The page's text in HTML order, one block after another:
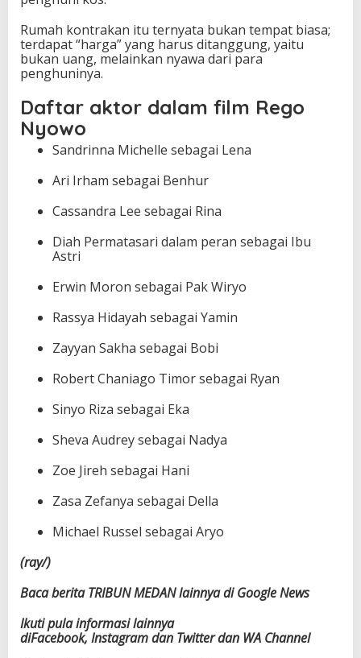
Rumah kontrakan itu ternyata bukan tempat biasa;
terdapat “harga” yang harus ditanggung, yaitu
bukan uang, melainkan nyawa dari para
penghuninya.
Daftar aktor dalam film Rego
Nyowo
Sandrinna Michelle sebagai Lena
Ari Irham sebagai Benhur
Cassandra Lee sebagai Rina
Diah Permatasari dalam peran sebagai Ibu
Astri
Erwin Moron sebagai Pak Wiryo
Rassya Hidayah sebagai Yamin
Zayyan Sakha sebagai Bobi
Robert Chaniago Timor sebagai Ryan
Sinyo Riza sebagai Eka
Sheva Audrey sebagai Nadya
Zoe Jireh sebagai Hani
Zasa Zefanya sebagai Della
Michael Russel sebagai Aryo
(ray/)
Baca berita TRIBUN MEDAN lainnya di Google News
Ikuti pula informasi lainnya
diFacebook, Instagram dan Twitter dan WA Channel